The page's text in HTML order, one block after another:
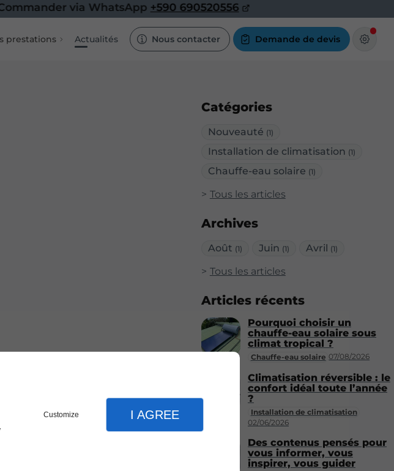
Customize I AGREE
via WhatsApp+590 690520556
prestations Actualités Nous contacter Demande de devis
Catégories
Nouveauté (1)
Installation de climatisation (1)
Chauffe-eau solaire (1)
Tous les articles
Archives
Août (1) Juin (1) Avril (1)
Tous les articles
Articles récents
Chauffe-eau solaire 07/08/2026
Pourquoi choisir un
chauffe-eau solaire sous
climat tropical ?
Installation de climatisation
02/06/2026
Climatisation réversible : le
confort idéal toute l’année
?
Des contenus pensés pour
vous informer, vous
inspirer, vous guider